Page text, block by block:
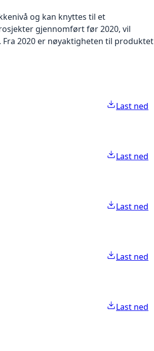
og kan knyttes til et
gjennomført før 2020, vil
2020 er nøyaktigheten til produktet
Last ned
Last ned
Last ned
Last ned
Last ned